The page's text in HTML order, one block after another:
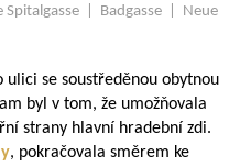
Spitalgasse | Badgasse | Neue
ulici se soustředěnou obytnou
byl v tom, že umožňovala
strany hlavní hradební zdi.
, pokračovala směrem ke